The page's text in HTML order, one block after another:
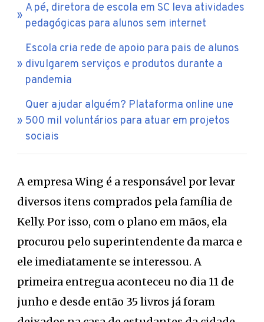
A pé, diretora de escola em SC leva atividades
pedagógicas para alunos sem internet
Escola cria rede de apoio para pais de alunos
divulgarem serviços e produtos durante a
pandemia
Quer ajudar alguém? Plataforma online une
500 mil voluntários para atuar em projetos
sociais
A empresa Wing é a responsável por levar
diversos itens comprados pela família de
Kelly. Por isso, com o plano em mãos, ela
procurou pelo superintendente da marca e
ele imediatamente se interessou. A
primeira entregua aconteceu no dia 11 de
junho e desde então 35 livros já foram